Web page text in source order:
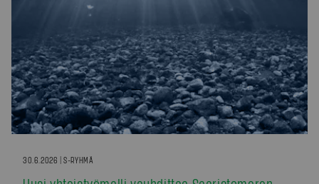
30.6.2026 | S-RYHMÄ